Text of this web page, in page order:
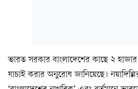
ভারত সরকার বাংলাদেশের কাছে ২
যাচাই করার অনুরোধ জানিয়েছে।